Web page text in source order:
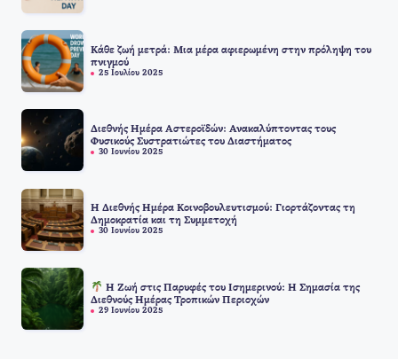
Κάθε ζωή μετρά: Μια μέρα αφιερωμένη στην πρόληψη του
πνιγμού
25 Ιουλίου 2025
Διεθνής Ημέρα Αστεροϊδών: Ανακαλύπτοντας τους
Φυσικούς Συστρατιώτες του Διαστήματος
30 Ιουνίου 2025
Η Διεθνής Ημέρα Κοινοβουλευτισμού: Γιορτάζοντας τη
Δημοκρατία και τη Συμμετοχή
30 Ιουνίου 2025
Η Ζωή στις Παρυφές του Ισημερινού: Η Σημασία της
Διεθνούς Ημέρας Τροπικών Περιοχών
29 Ιουνίου 2025